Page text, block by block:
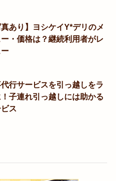
真あり】ヨシケイY*デリのメ
・価格は？継続利用者がレ
行サービスを引っ越しをラ
子連れ引っ越しには助かる
ス